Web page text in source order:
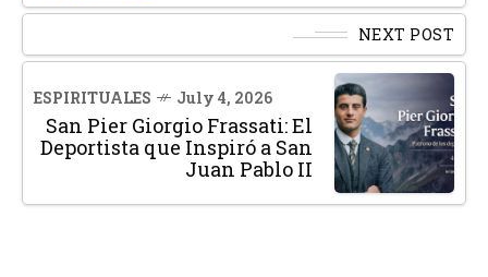
NEXT POST
ESPIRITUALES July 4, 2026
San Pier Giorgio Frassati: El
Deportista que Inspiró a San
Juan Pablo II